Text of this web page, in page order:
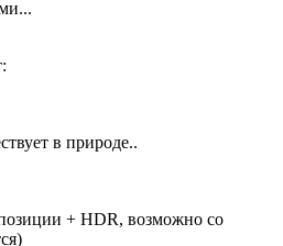
в природе..
+ HDR, возможно со